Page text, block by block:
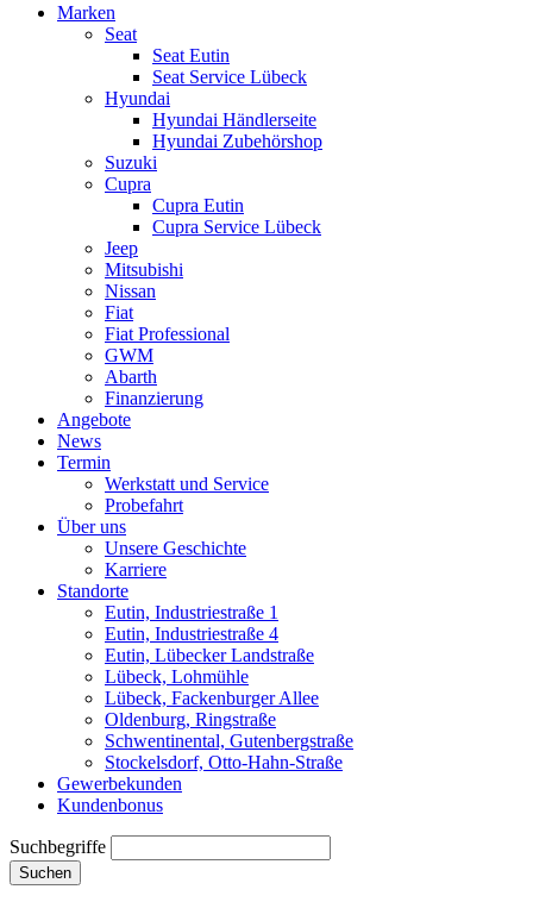
Marken
Seat
Seat Eutin
Seat Service Lübeck
Hyundai
Hyundai Händlerseite
Hyundai Zubehörshop
Suzuki
Cupra
Cupra Eutin
Cupra Service Lübeck
Jeep
Mitsubishi
Nissan
Fiat
Fiat Professional
GWM
Abarth
Finanzierung
Angebote
News
Termin
Werkstatt und Service
Probefahrt
Über uns
Unsere Geschichte
Karriere
Standorte
Eutin, Industriestraße 1
Eutin, Industriestraße 4
Eutin, Lübecker Landstraße
Lübeck, Lohmühle
Lübeck, Fackenburger Allee
Oldenburg, Ringstraße
Schwentinental, Gutenbergstraße
Stockelsdorf, Otto-Hahn-Straße
Gewerbekunden
Kundenbonus
Suchbegriffe
Suchen